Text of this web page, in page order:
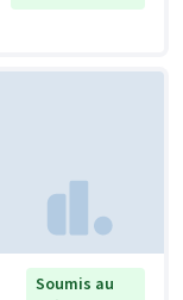
Soumis au